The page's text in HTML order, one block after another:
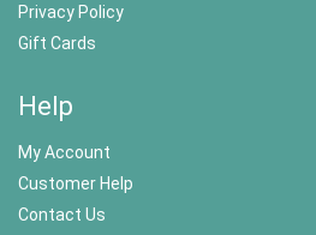
Privacy Policy
Gift Cards
Help
My Account
Customer Help
Contact Us